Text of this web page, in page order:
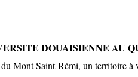
DOUAISIENNE AU
du Mont Saint-Rémi, un territoire à